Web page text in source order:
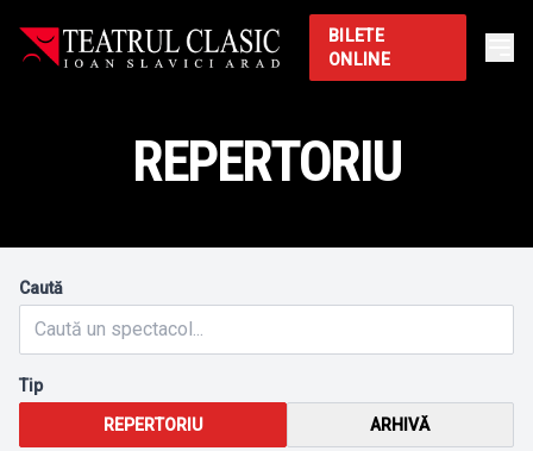
BILETE
ONLINE
REPERTORIU
Caută
Tip
REPERTORIU ARHIVĂ